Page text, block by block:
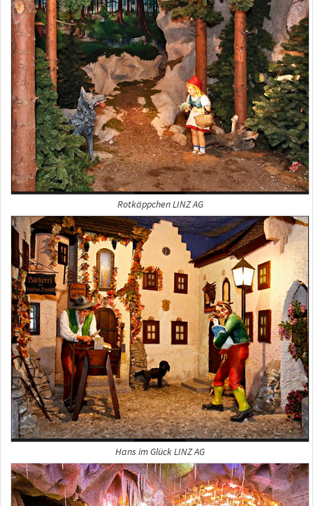
Rotkäppchen LINZ AG
Hans im Glück LINZ AG